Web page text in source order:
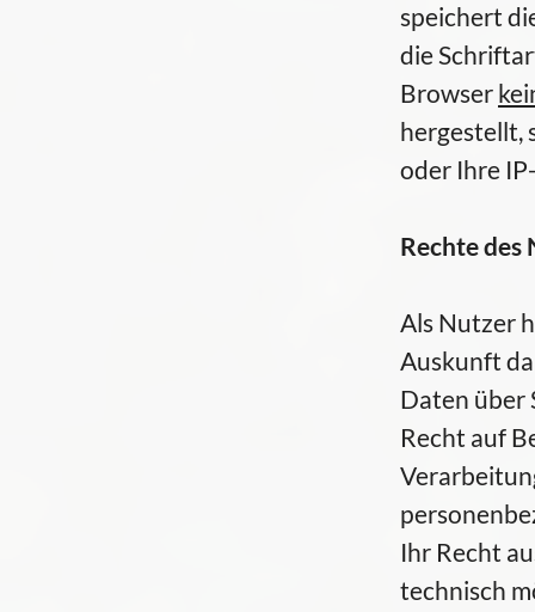
speichert
die
Browser
hergestellt,
oder Ihre
Rechte des
Als Nutzer
Auskunft
Daten über
Recht auf
Ihr Recht
technisch